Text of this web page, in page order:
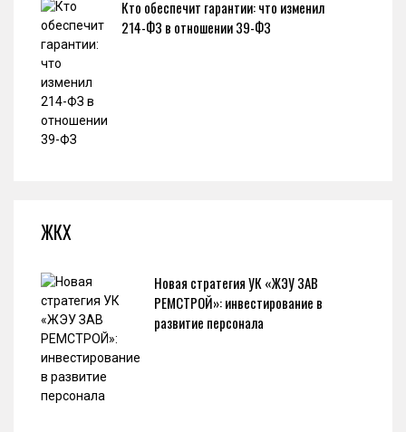
Кто обеспечит гарантии: что изменил
214-ФЗ в отношении 39-ФЗ
ЖКХ
Новая стратегия УК «ЖЭУ ЗАВ
РЕМСТРОЙ»: инвестирование в
развитие персонала